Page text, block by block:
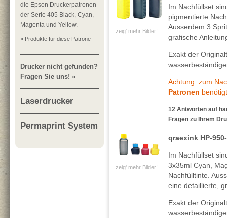
die Epson Druckerpatronen
der Serie 405 Black, Cyan,
Magenta und Yellow.
» Produkte für diese Patrone
Drucker nicht gefunden?
Fragen Sie uns! »
Laserdrucker
Permaprint System
zeig' mehr Bilder!
Im Nachfüllset
pigmentierte
Ausserdem 3
grafische
Exakt der
Achtung: zum
Patronen
12 Antworten auf
Fragen zu Ihrem
zeig' mehr Bilder!
qraexink HP-
Im Nachfüllset
3x35ml Cyan,
Nachfülltinte.
eine detaillierte,
Exakt der